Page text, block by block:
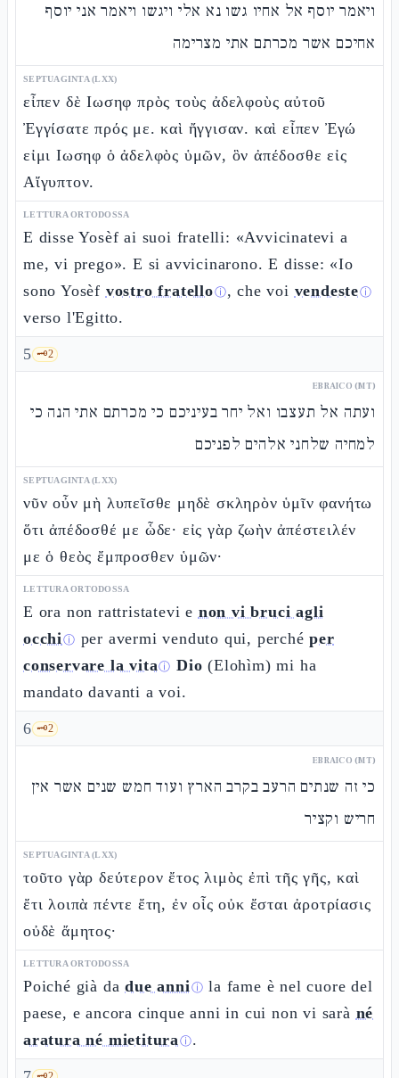
ויאמר יוסף אל אחיו גשו נא אלי ויגשו ויאמר אני יוסף
אחיכם אשר מכרתם אתי מצרימה
SEPTUAGINTA (LXX)
εἶπεν δὲ Ιωσηφ πρὸς τοὺς ἀδελφοὺς αὐτοῦ
Ἐγγίσατε πρός με. καὶ ἤγγισαν. καὶ εἶπεν Ἐγώ
εἰμι Ιωσηφ ὁ ἀδελφὸς ὑμῶν, ὃν ἀπέδοσθε εἰς
Αἴγυπτον.
LETTURA ORTODOSSA
E disse Yosèf ai suoi fratelli: «Avvicinatevi a
me, vi prego». E si avvicinarono. E disse: «Io
sono Yosèf vostro fratelloⓘ, che voi vendesteⓘ
verso l'Egitto.
5 🗝️2
EBRAICO (MT)
ועתה אל תעצבו ואל יחר בעיניכם כי מכרתם אתי הנה כי
למחיה שלחני אלהים לפניכם
SEPTUAGINTA (LXX)
νῦν οὖν μὴ λυπεῖσθε μηδὲ σκληρὸν ὑμῖν φανήτω
ὅτι ἀπέδοσθέ με ὧδε· εἰς γὰρ ζωὴν ἀπέστειλέν
με ὁ θεὸς ἔμπροσθεν ὑμῶν·
LETTURA ORTODOSSA
E ora non rattristatevi e non vi bruci agli
occhiⓘ per avermi venduto qui, perchéper
conservare la vitaⓘ Dio (Elohìm) mi ha
mandato davanti a voi.
6 🗝️2
EBRAICO (MT)
כי זה שנתים הרעב בקרב הארץ ועוד חמש שנים אשר אין
חריש וקציר
SEPTUAGINTA (LXX)
τοῦτο γὰρ δεύτερον ἔτος λιμὸς ἐπὶ τῆς γῆς, καὶ
ἔτι λοιπὰ πέντε ἔτη, ἐν οἷς οὐκ ἔσται ἀροτρίασις
οὐδὲ ἄμητος·
LETTURA ORTODOSSA
Poiché già dadue anniⓘ la fame è nel cuore del
paese, e ancora cinque anni in cui non vi sarà né
aratura né mietituraⓘ.